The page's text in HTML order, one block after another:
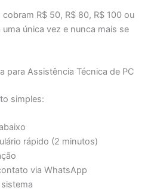
R$ 50, R$ 80, R$ 100 ou
uma única vez e nunca mais se
para Assistência Técnica de PC
simples:
rápido (2 minutos)
via WhatsApp